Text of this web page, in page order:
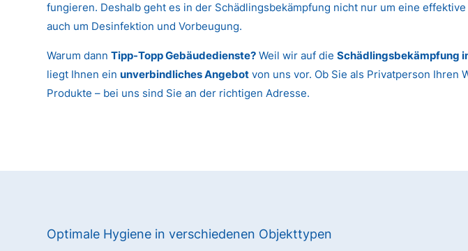
fungieren. Deshalb geht es in der Schädlingsbekämpfung nicht nur um eine
auch um Desinfektion und Vorbeugung.
Warum dannTipp-Topp Gebäudedienste? Weil wir auf dieSchädlingsbekämpfung
liegt Ihnen ein unverbindliches Angebot von uns vor. Ob Sie als Privatperson Ihren
Produkte – bei uns sind Sie an der richtigen Adresse.
Optimale Hygiene in verschiedenen Objekttypen